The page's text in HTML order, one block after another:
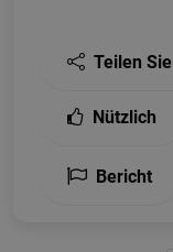
Teilen Sie
Nützlich
Bericht